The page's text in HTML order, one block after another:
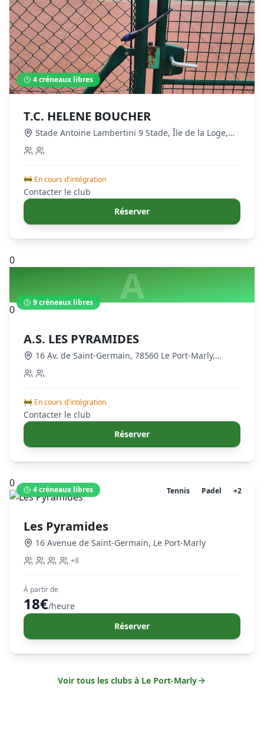
4créneaux libres
T.C. HELENE BOUCHER
Stade Antoine Lambertini 9 Stade, Île de la Loge,
78560 Le Port-Marly, France
🚧 En cours d'intégration
Contacter le club
Réserver
0
A
0
9créneaux libres
A.S. LES PYRAMIDES
16 Av. de Saint-Germain, 78560 Le Port-Marly,
France
🚧 En cours d'intégration
Contacter le club
Réserver
0
4créneaux libres Tennis Padel +2
Les Pyramides
16 Avenue de Saint-Germain, Le Port-Marly
+8
À partir de
18€/heure
Réserver
Voir tous les clubs à Le Port-Marly